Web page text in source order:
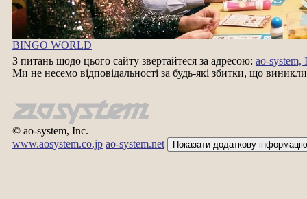
BINGO WORLD
З питань щодо цього сайту звертайтеся за адресою: ao-system,
Ми не несемо відповідальності за будь-які збитки, що
© ao-system, Inc.
www.aosystem.co.jp ao-system.net Показати додаткову